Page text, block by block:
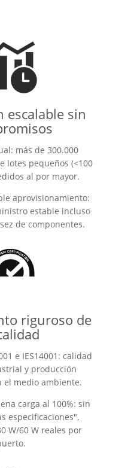
escalable sin
más de 300.000
lotes pequeños (<100
al por mayor.
aprovisionamiento:
estable incluso
de componentes.
riguroso de
e IES14001: calidad
y producción
el medio ambiente.
carga al 100%: sin
especificaciones",
W/60 W reales por